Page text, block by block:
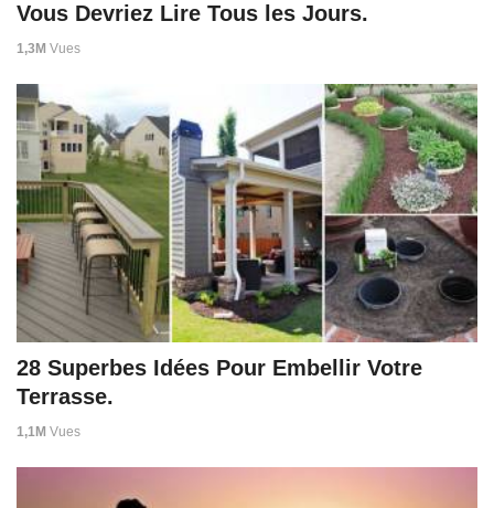
Vous Devriez Lire Tous les Jours.
1,3M Vues
28 Superbes Idées Pour Embellir Votre
Terrasse.
1,1M Vues